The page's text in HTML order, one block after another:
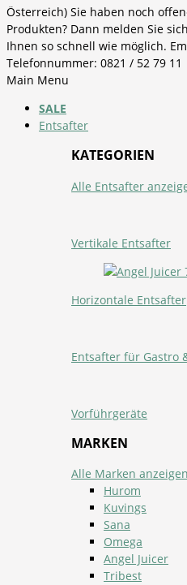
Österreich) Sie haben noch
Produkten? Dann melden Sie
Ihnen so schnell wie möglich.
Telefonnummer: 0821 / 52 79 11
Main Menu
SALE
Entsafter
KATEGORIEN
Alle Entsafter
Vertikale Entsafter
Horizontale Entsafter
Entsafter für Gastro
Vorführgeräte
MARKEN
Alle Marken anzeigen
Hurom
Kuvings
Sana
Omega
Angel Juicer
Tribest